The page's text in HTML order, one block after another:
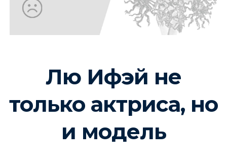
Лю Ифэй не
только актриса, но
и модель